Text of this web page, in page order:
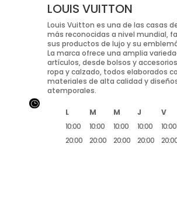
LOUIS VUITTON
Louis Vuitton es una de las casas
más reconocidas a nivel mundial,
sus productos de lujo y su
La marca ofrece una amplia
artículos, desde bolsos y
ropa y calzado, todos elaborados
materiales de alta calidad y
atemporales.
L M M J V
10:00
20:00
10:00
20:00
10:00
20:00
10:00
20:00
10:00
}